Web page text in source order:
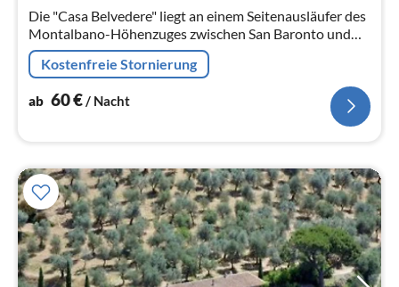
Die "Casa Belvedere" liegt an einem Seitenausläufer des
Montalbano-Höhenzuges zwischen San Baronto und
Larciano (Provinz Pistoia) in schöner Aussichtslage.
Kostenfreie Stornierung
ab 60€ / Nacht